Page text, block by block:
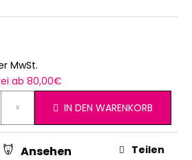
MwSt.
ab 80,00€
IN DEN WARENKORB
Ansehen Teilen